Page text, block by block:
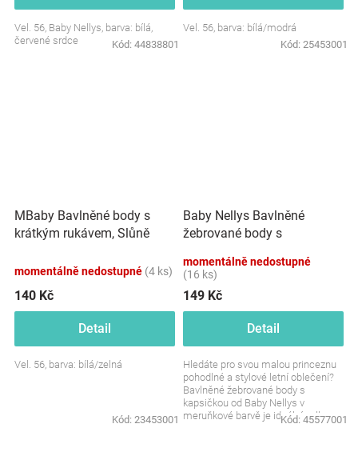
Vel. 56, Baby Nellys, barva: bílá,
červené srdce
Kód: 44838801
Vel. 56, barva: bílá/modrá
Kód: 25453001
MBaby Bavlněné body s
krátkým rukávem, Slůně
momentálně nedostupné (4 ks)
140 Kč
Detail
Vel. 56, barva: bílá/zelná
Kód: 23453001
Baby Nellys Bavlněné
žebrované body s
Summer Boy - meruňkové
momentálně nedostupné
(16 ks)
149 Kč
Detail
Hledáte pro svou malou princeznu
pohodlné a stylové letní oblečení?
Bavlněné žebrované body s
kapsičkou od Baby Nellys v
meruňkové barvě je ideální volbou.
Kód: 45577001